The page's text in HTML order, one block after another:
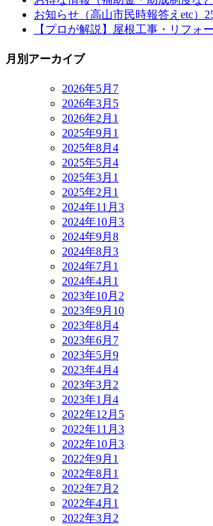
お知らせ（高山市民時報答えetc）
【プロが解説】屋根工事・リフォ
月別アーカイブ
2026年5月 7
2026年3月 5
2026年2月 1
2025年9月 1
2025年8月 4
2025年5月 4
2025年3月 1
2025年2月 1
2024年11月 3
2024年10月 3
2024年9月 8
2024年8月 3
2024年7月 1
2024年4月 1
2023年10月 2
2023年9月 10
2023年8月 4
2023年6月 7
2023年5月 9
2023年4月 4
2023年3月 2
2023年1月 4
2022年12月 5
2022年11月 3
2022年10月 3
2022年9月 1
2022年8月 1
2022年7月 2
2022年4月 1
2022年3月 2